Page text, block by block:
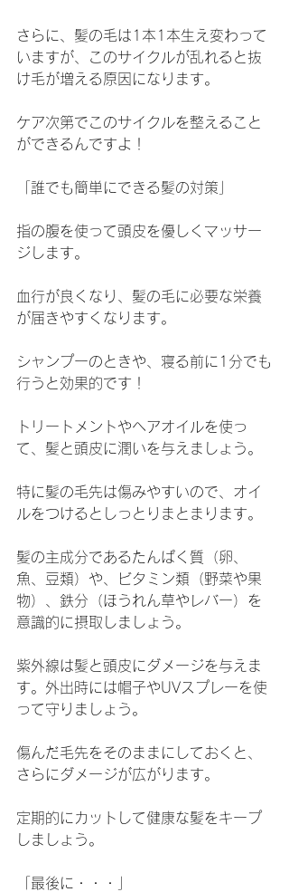
さらに、髪の毛は1本1本生え変わって
いますが、このサイクルが乱れると抜
け毛が増える原因になります。
ケア次第でこのサイクルを整えること
ができるんですよ！
「誰でも簡単にできる髪の対策」
指の腹を使って頭皮を優しくマッサー
ジします。
血行が良くなり、髪の毛に必要な栄養
が届きやすくなります。
シャンプーのときや、寝る前に1分でも
行うと効果的です！
トリートメントやヘアオイルを使っ
て、髪と頭皮に潤いを与えましょう。
特に髪の毛先は傷みやすいので、オイ
ルをつけるとしっとりまとまります。
髪の主成分であるたんぱく質（卵、
魚、豆類）や、ビタミン類（野菜や果
物）、鉄分（ほうれん草やレバー）を
意識的に摂取しましょう。
紫外線は髪と頭皮にダメージを与えま
す。外出時には帽子やUVスプレーを使
って守りましょう。
傷んだ毛先をそのままにしておくと、
さらにダメージが広がります。
定期的にカットして健康な髪をキープ
しましょう。
「最後に・・・」